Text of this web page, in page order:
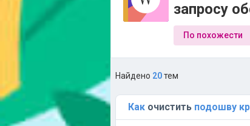
запросу
По похожести
Найдено 20тем
Как очистить подошву